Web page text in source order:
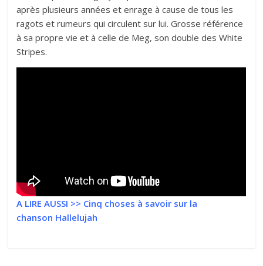
après plusieurs années et enrage à cause de tous les
ragots et rumeurs qui circulent sur lui. Grosse référence
à sa propre vie et à celle de Meg, son double des White
Stripes.
A LIRE AUSSI >> Cinq choses à savoir sur la
chanson Hallelujah